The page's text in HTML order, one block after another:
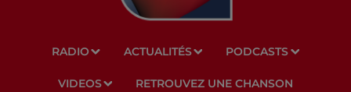
RADIO ACTUALITÉS PODCASTS
VIDEOS RETROUVEZ UNE CHANSON